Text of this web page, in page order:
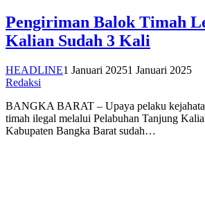
Pengiriman Balok Timah
Kalian Sudah 3 Kali
HEADLINE1 Januari 20251 Januari 2025
Redaksi
BANGKA BARAT – Upaya pelaku
timah ilegal melalui Pelabuhan Tanjung
Kabupaten Bangka Barat sudah…